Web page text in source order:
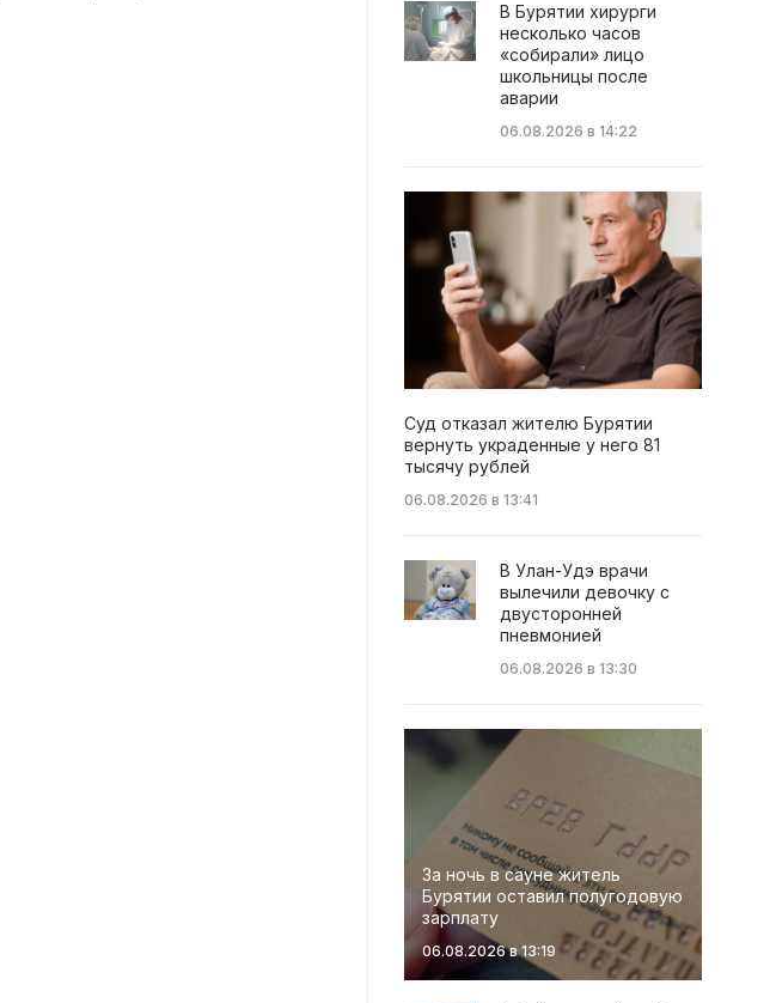
В Бурятии хирурги
несколько часов
«собирали» лицо
школьницы после
аварии
06.08.2026 в 14:22
Суд отказал жителю Бурятии
вернуть украденные у него 81
тысячу рублей
06.08.2026 в 13:41
В Улан-Удэ врачи
вылечили девочку с
двусторонней
пневмонией
06.08.2026 в 13:30
За ночь в сауне житель
Бурятии оставил полугодовую
зарплату
06.08.2026 в 13:19